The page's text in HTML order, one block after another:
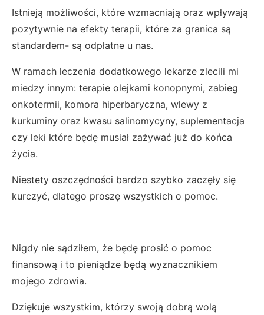
Istnieją możliwości, które wzmacniają oraz wpływają
pozytywnie na efekty terapii, które za granica są
standardem- są odpłatne u nas.
W ramach leczenia dodatkowego lekarze zlecili mi
miedzy innym: terapie olejkami konopnymi, zabieg
onkotermii, komora hiperbaryczna, wlewy z
kurkuminy oraz kwasu salinomycyny, suplementacja
czy leki które będę musiał zażywać już do końca
życia.
Niestety oszczędności bardzo szybko zaczęły się
kurczyć, dlatego proszę wszystkich o pomoc.
Nigdy nie sądziłem, że będę prosić o pomoc
finansową i to pieniądze będą wyznacznikiem
mojego zdrowia.
Dziękuje wszystkim, którzy swoją dobrą wolą